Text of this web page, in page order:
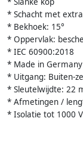
* Schacht met
* Bekhoek: 15°
* Oppervlak:
* IEC 60900:2018
* Made in Germany
* Uitgang: Buiten-
* Sleutelwijdte: 22
* Afmetingen /
* Isolatie tot 1000 V